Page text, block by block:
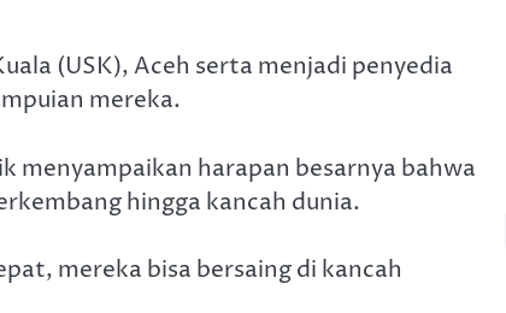
(USK), Aceh serta menjadi penyedia
mereka.
menyampaikan harapan besarnya bahwa
hingga kancah dunia.
mereka bisa bersaing di kancah